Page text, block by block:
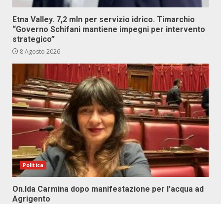
Etna Valley. 7,2 mln per servizio idrico. Timarchio
“Governo Schifani mantiene impegni per intervento
strategico”
8 Agosto 2026
Politica
On.Ida Carmina dopo manifestazione per l’acqua ad
Agrigento